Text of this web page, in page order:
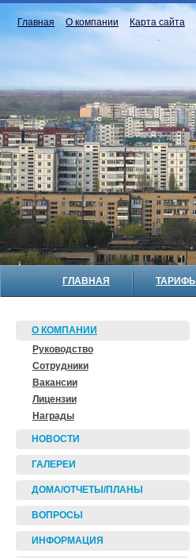
Главная О компании Карта сайта
ГЛАВНАЯ ТАРИФЫ
О КОМПАНИИ
Руководство
Сотрудники
Вакансии
Лицензии
Награды
НОВОСТИ
ГАЛЕРЕИ
ДОМА/ОТЧЕТЫ/ПЛАНЫ
ВОПРОСЫ
ИНФОРМАЦИЯ